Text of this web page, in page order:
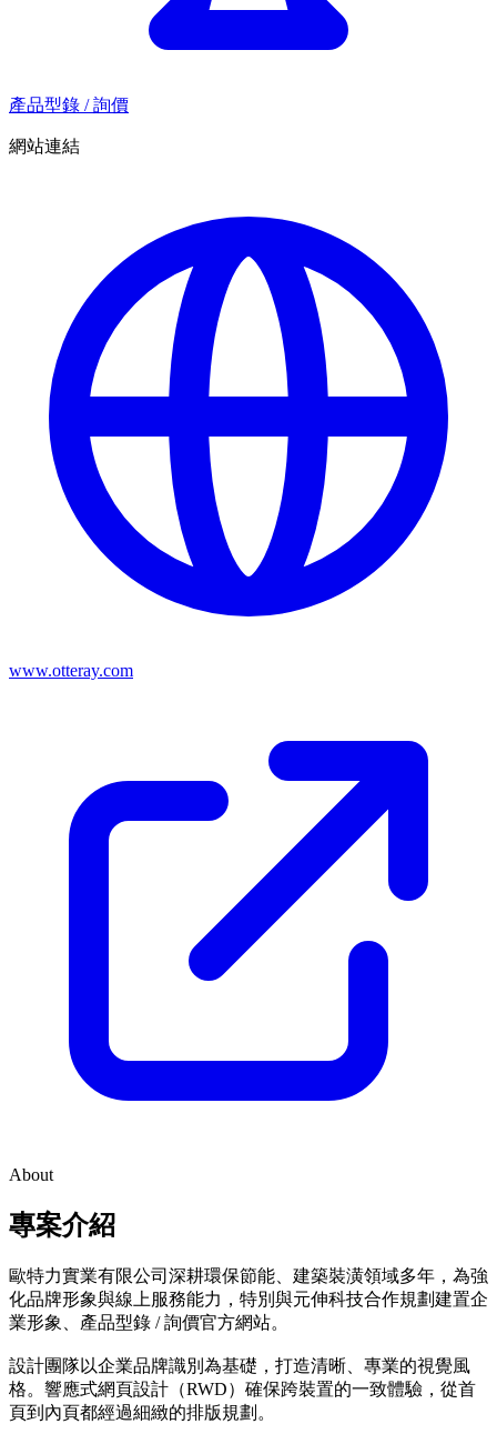
產品型錄 / 詢價
網站連結
www.otteray.com
About
專案介紹
歐特力實業有限公司深耕環保節能、建築裝潢領域多年，為強
化品牌形象與線上服務能力，特別與元伸科技合作規劃建置企
業形象、產品型錄 / 詢價官方網站。
設計團隊以企業品牌識別為基礎，打造清晰、專業的視覺風
格。響應式網頁設計（RWD）確保跨裝置的一致體驗，從首
頁到內頁都經過細緻的排版規劃。